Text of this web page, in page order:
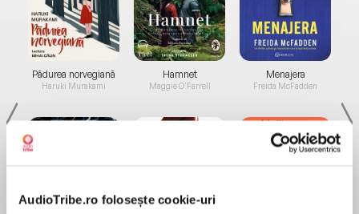
AudioTribe.ro folosește cookie-uri
Pădurea norvegiană
Haruki Murakami
Hamnet
Maggie O'Farrell
Menajera
Freida McFadden